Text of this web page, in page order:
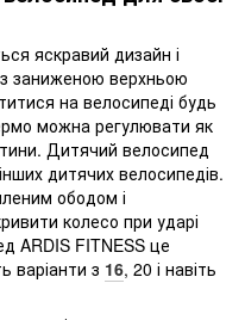
яскравий дизайн і
заниженою верхньою
на велосипеді будь
можна регулювати як
Дитячий велосипед
дитячих велосипедів.
ободом і
колесо при ударі
ARDIS FITNESS це
варіанти з 16, 20 і навіть